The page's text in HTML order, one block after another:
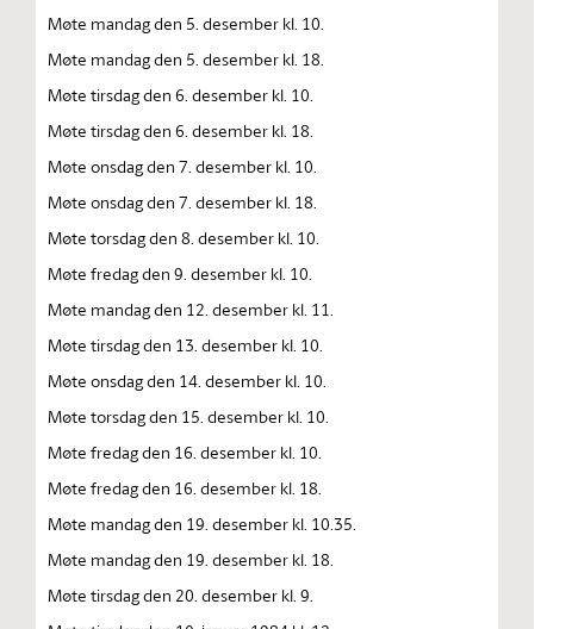
Møte mandag den 5. desember kl. 10.
Møte mandag den 5. desember kl. 18.
Møte tirsdag den 6. desember kl. 10.
Møte tirsdag den 6. desember kl. 18.
Møte onsdag den 7. desember kl. 10.
Møte onsdag den 7. desember kl. 18.
Møte torsdag den 8. desember kl. 10.
Møte fredag den 9. desember kl. 10.
Møte mandag den 12. desember kl. 11.
Møte tirsdag den 13. desember kl. 10.
Møte onsdag den 14. desember kl. 10.
Møte torsdag den 15. desember kl. 10.
Møte fredag den 16. desember kl. 10.
Møte fredag den 16. desember kl. 18.
Møte mandag den 19. desember kl. 10.35.
Møte mandag den 19. desember kl. 18.
Møte tirsdag den 20. desember kl. 9.